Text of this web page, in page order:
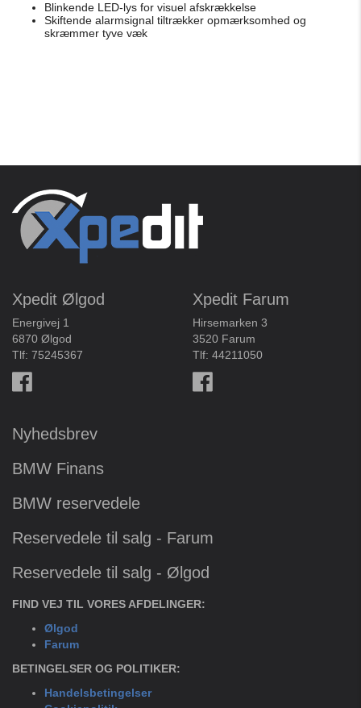
Blinkende LED-lys for visuel afskrækkelse
Skiftende alarmsignal tiltrækker opmærksomhed og
skræmmer tyve væk
Xpedit Ølgod
Energivej 1
6870 Ølgod
Tlf: 75245367
Xpedit Farum
Hirsemarken 3
3520 Farum
Tlf: 44211050
Nyhedsbrev
BMW Finans
BMW reservedele
Reservedele til salg - Farum
Reservedele til salg - Ølgod
FIND VEJ TIL VORES AFDELINGER:
Ølgod
Farum
BETINGELSER OG POLITIKER:
Handelsbetingelser